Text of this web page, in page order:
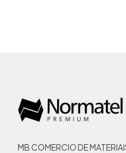
MB COMERCIO DE